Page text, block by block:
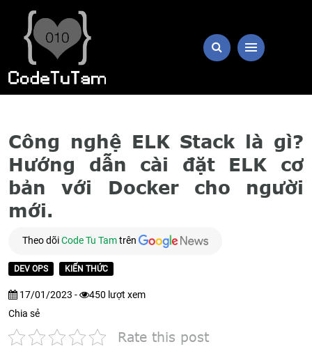
Công nghệ ELK Stack là gì?
Hướng dẫn cài đặt ELK cơ
bản với Docker cho người
mới.
Theo dõiCode Tu Tamtrên
DEV OPS KIẾN THỨC
17/01/2023 - 450 lượt xem
Chia sẻ
Rate this post